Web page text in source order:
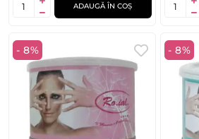
ADAUGĂ ÎN COȘ
- 8% - 8%